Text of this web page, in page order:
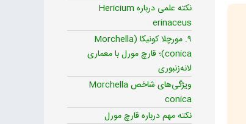
نکته علمی درباره Hericium
erinaceus
۹. مورچلا کونیکا (Morchella
conica)؛ قارچ مورل با معماری
لانه‌زنبوری
ویژگی‌های شاخص Morchella
conica
نکته مهم درباره قارچ مورل